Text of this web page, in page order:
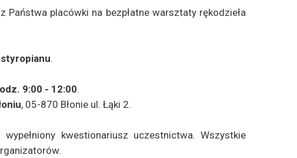
placówki na bezpłatne warsztaty rękodzieła
.
9:00 - 12:00.
, 05-870 Błonie ul. Łąki 2.
kwestionariusz uczestnictwa. Wszystkie